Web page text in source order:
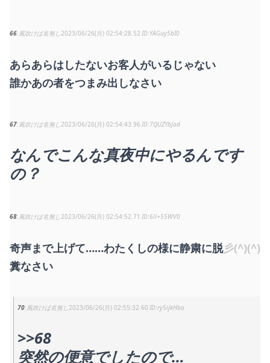
66 風吹けば名無し 2023/06/26(月) 02:54:28.52 YAGuy5bI0
あらあらはしたないお客人がいるじゃない
誰かあの者をつまみ出しなさい
67 風吹けば名無し 2023/06/26(月) 02:54:43.96 7QUZYbJad
なんでこんな真夜中にやるんです
の？
68 風吹けば名無し 2023/06/26(月) 02:54:52.71 6ll+55WV0
奇声まで上げて……わたくしの様に静粛に脱彡(^)(^)
糞なさい
70 風吹けば名無し 2023/06/26(月) 02:55:32.60 ry5ijkHba
>>68
突然の便意でしたので…